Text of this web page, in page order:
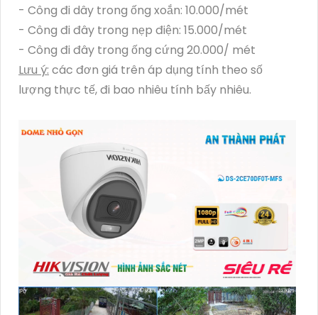
- Công đi dây trong ống xoắn: 10.000/mét
- Công đi đây trong nẹp điện: 15.000/mét
- Công đi đây trong ống cứng 20.000/ mét
Lưu ý: các đơn giá trên áp dụng tính theo số
lượng thực tế, đi bao nhiêu tính bấy nhiêu.